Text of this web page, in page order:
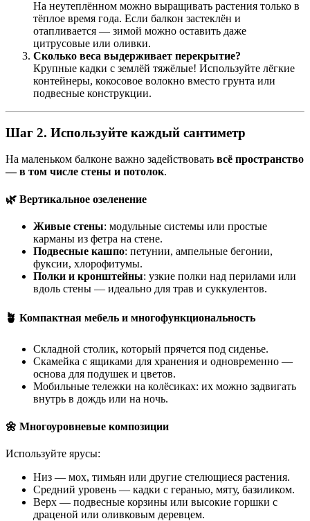
На неутеплённом можно выращивать растения только в
тёплое время года. Если балкон застеклён и
отапливается — зимой можно оставить даже
цитрусовые или оливки.
Сколько веса выдерживает перекрытие?
Крупные кадки с землёй тяжёлые! Используйте лёгкие
контейнеры, кокосовое волокно вместо грунта или
подвесные конструкции.
Шаг 2. Используйте каждый сантиметр
На маленьком балконе важно задействовать всё пространство
— в том числе стены и потолок.
🌿 Вертикальное озеленение
Живые стены: модульные системы или простые
карманы из фетра на стене.
Подвесные кашпо: петунии, ампельные бегонии,
фуксии, хлорофитумы.
Полки и кронштейны: узкие полки над перилами или
вдоль стены — идеально для трав и суккулентов.
🪴 Компактная мебель и многофункциональность
Складной столик, который прячется под сиденье.
Скамейка с ящиками для хранения и одновременно —
основа для подушек и цветов.
Мобильные тележки на колёсиках: их можно задвигать
внутрь в дождь или на ночь.
🌼 Многоуровневые композиции
Используйте ярусы:
Низ — мох, тимьян или другие стелющиеся растения.
Средний уровень — кадки с геранью, мяту, базиликом.
Верх — подвесные корзины или высокие горшки с
драценой или оливковым деревцем.